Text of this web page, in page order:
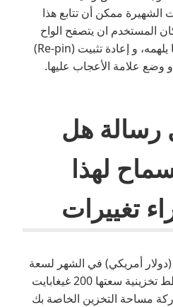
الشهيرة ممكن أن تتابع هذا
المستخدم ان يتصفح الواح
اخرى لمستخدمين لإيجاد ما يلهمه، و إعادة تثبيت (Re-pin)
وضع علامة الأعجاب عليها.
رسالة هل
لهذا
تغييرات
من 0.99 دولار (دولار أمريكي) في الشهر لسعة
50 غيغابايت. إذا اخترت خطط تخزينية سعتها 200 غيغابايت
مساحة التخزين الخاصة بك